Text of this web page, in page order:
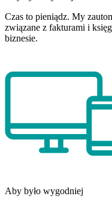
Czas to pieniądz. My
związane z fakturami i
biznesie.
Aby było wygodniej